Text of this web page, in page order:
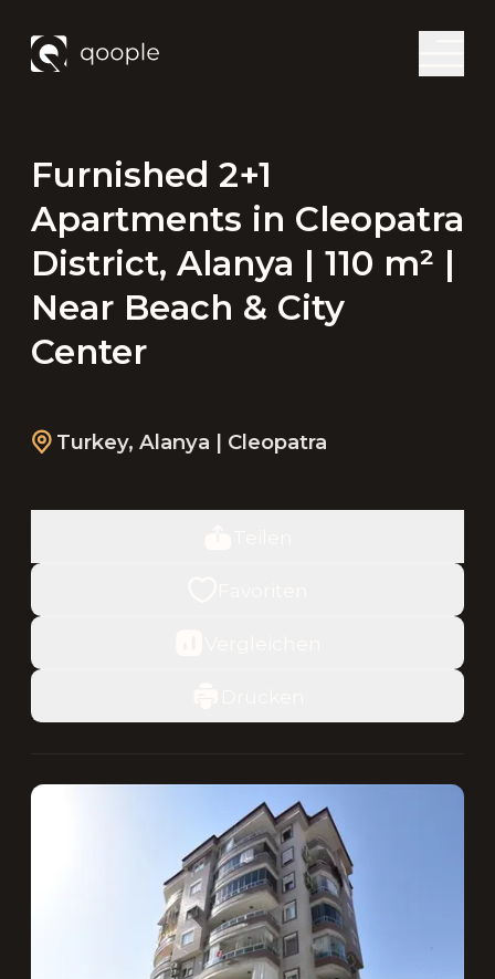
Furnished 2+1
Apartments in Cleopatra
District, Alanya | 110 m² |
Near Beach & City
Center
Turkey, Alanya | Cleopatra